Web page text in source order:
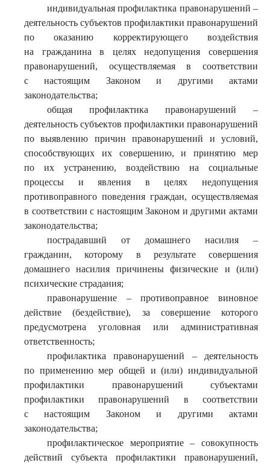
индивидуальная профилактика правонарушений –
деятельность субъектов профилактики правонарушений
по оказанию корректирующего воздействия
на гражданина в целях недопущения совершения
правонарушений, осуществляемая в соответствии
с настоящим Законом и другими актами
законодательства;
общая профилактика правонарушений –
деятельность субъектов профилактики правонарушений
по выявлению причин правонарушений и условий,
способствующих их совершению, и принятию мер
по их устранению, воздействию на социальные
процессы и явления в целях недопущения
противоправного поведения граждан, осуществляемая
в соответствии с настоящим Законом и другими актами
законодательства;
пострадавший от домашнего насилия –
гражданин, которому в результате совершения
домашнего насилия причинены физические и (или)
психические страдания;
правонарушение – противоправное виновное
действие (бездействие), за совершение которого
предусмотрена уголовная или административная
ответственность;
профилактика правонарушений – деятельность
по применению мер общей и (или) индивидуальной
профилактики правонарушений субъектами
профилактики правонарушений в соответствии
с настоящим Законом и другими актами
законодательства;
профилактическое мероприятие – совокупность
действий субъекта профилактики правонарушений,